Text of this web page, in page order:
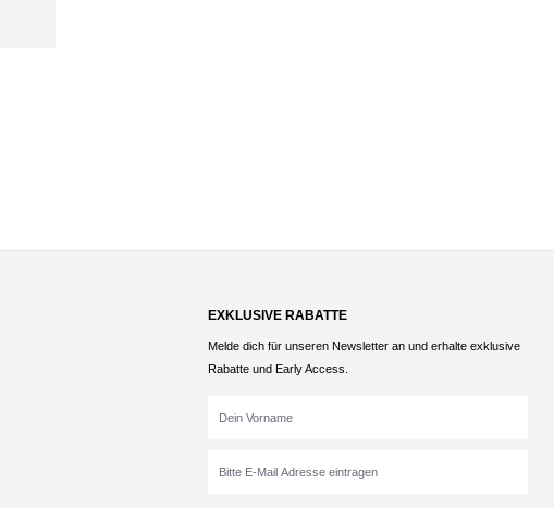
EXKLUSIVE RABATTE
Melde dich für unseren Newsletter an und erhalte exklusive
Rabatte und Early Access.